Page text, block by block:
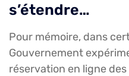
s’étendre…
Pour mémoire, dans
Gouvernement
réservation en ligne des